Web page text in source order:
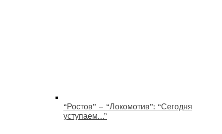
“Ростов” – “Локомотив”: “Сегодня
уступаем…”